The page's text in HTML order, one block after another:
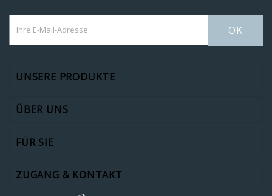
OK
UNSERE PRODUKTE
ÜBER UNS
FÜR SIE
ZUGANG & KONTAKT